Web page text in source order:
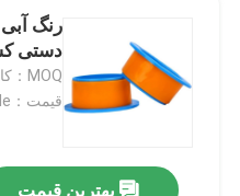
نوار چسب PET
دستی
MOQ：کانتینر 20 فوتی
قیمت：negotiable
بهترین قیمت